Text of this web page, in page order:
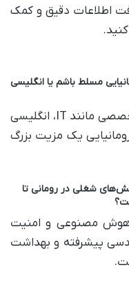
اطلاعات دقیق و کمک
مسلط باشم یا انگلیسی
برای مشاغل بین‌المللی و حوزه‌های تخصصی مانند IT، انگلیسی
یک مزیت بزرگ
شغلی در رومانی تا
هوش مصنوعی و امنیت
پیشرفته و بهداشت